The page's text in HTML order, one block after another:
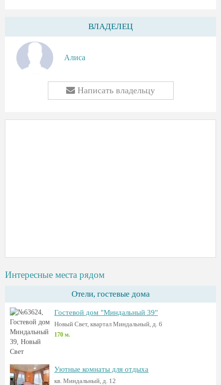
ВЛАДЕЛЕЦ
Алиса
Написать владельцу
Интересные места рядом
Отели, гостевые дома
Гостевой дом "Миндальный 39"
Новый Свет, квартал Миндальный, д. 6
170 м.
Уютные комнаты для отдыха
кв. Миндальный, д. 12